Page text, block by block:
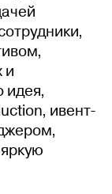
и
идея,
ивент-